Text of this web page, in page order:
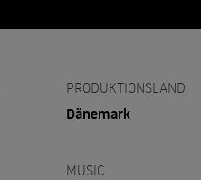
PRODUKTIONSLAND
Dänemark
MUSIC